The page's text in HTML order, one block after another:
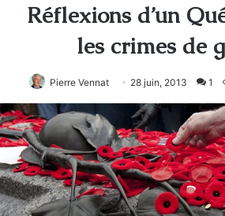
Réflexions d’un
les crimes de
Pierre Vennat 28 juin, 2013 1